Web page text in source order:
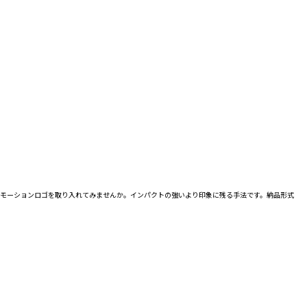
ションロゴを取り入れてみませんか。インパクトの強いより印象に残る手法です。納品形式